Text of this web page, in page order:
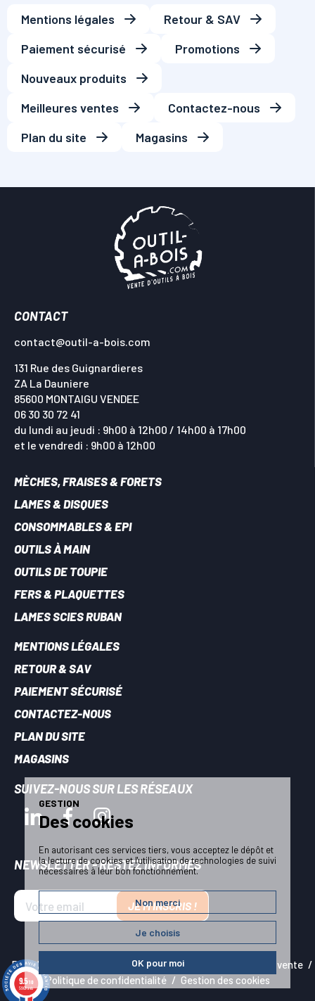
VOIR LES RÉSULTATS
Mentions légales
Retour & SAV
Paiement sécurisé
Promotions
Nouveaux produits
Meilleures ventes
Contactez-nous
Plan du site
Magasins
CONTACT
contact@outil-a-bois.com
131 Rue des Guignardieres
ZA La Dauniere
85600 MONTAIGU VENDEE
06 30 30 72 41
du lundi au jeudi : 9h00 à 12h00 / 14h00 à 17h00
et le vendredi : 9h00 à 12h00
MÈCHES, FRAISES & FORETS
LAMES & DISQUES
CONSOMMABLES & EPI
OUTILS À MAIN
OUTILS DE TOUPIE
FERS & PLAQUETTES
LAMES SCIES RUBAN
MENTIONS LÉGALES
RETOUR & SAV
PAIEMENT SÉCURISÉ
CONTACTEZ-NOUS
PLAN DU SITE
MAGASINS
SUIVEZ-NOUS SUR LES RÉSEAUX
NEWSLETTER - RESTEZ INFORMÉS
JE M'INSCRIS !
Plan du site Mentions légales
Conditions générales de vente
Politique de confidentialité
Gestion des cookies
9.5/10
5909 avis
GESTION
Des cookies
En autorisant ces services tiers, vous acceptez le dépôt et
la lecture de cookies et l'utilisation de technologies de suivi
nécessaires à leur bon fonctionnement.
Non merci
Je choisis
OK pour moi